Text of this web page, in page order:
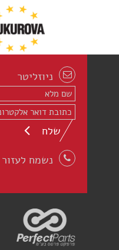
ניוזליטר
שלח
נשמח לעזור 04-8847800